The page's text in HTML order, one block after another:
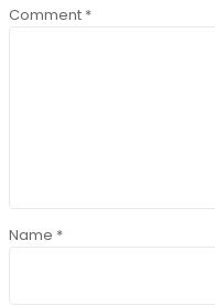
Comment *
Name *